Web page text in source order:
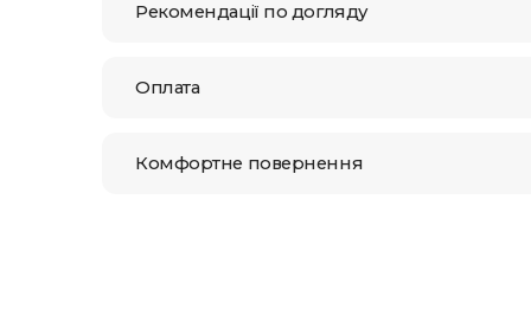
Рекомендації по догляду
Оплата
Комфортне повернення